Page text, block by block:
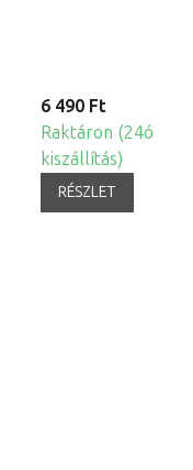
6 490 Ft
Raktáron (24ó
kiszállítás)
RÉSZLET